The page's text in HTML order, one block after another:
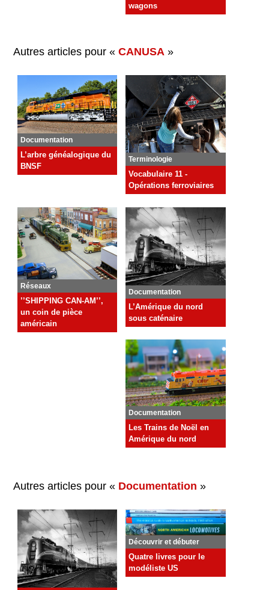
wagons
Autres articles pour « CANUSA »
Documentation
L’arbre généalogique du
BNSF
Terminologie
Vocabulaire 11 -
Opérations ferroviaires
Réseaux
’’SHIPPING CAN-AM’’,
un coin de pièce
américain
Documentation
L’Amérique du nord
sous caténaire
Documentation
Les Trains de Noël en
Amérique du nord
Autres articles pour « Documentation »
Découvrir et débuter
Quatre livres pour le
modéliste US